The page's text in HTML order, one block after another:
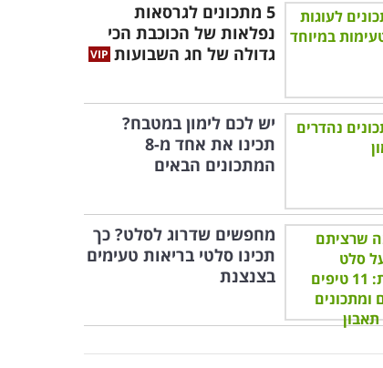
5 מתכונים לגרסאות
נפלאות של הכוכבת הכי
גדולה של חג השבועות
יש לכם לימון במטבח?
תכינו את אחד מ-8
המתכונים הבאים
מחפשים שדרוג לסלט? כך
תכינו סלטי בריאות טעימים
בצנצנת